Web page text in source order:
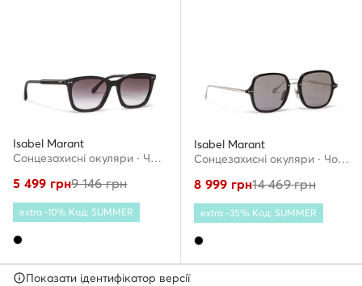
Isabel Marant
Сонцезахисні окуляри · Чорний
5 499 грн9 146грн
extra -10% Код: SUMMER
Isabel Marant
Сонцезахисні окуляри · Чорний
8 999 грн14 469грн
extra -35% Код: SUMMER
Показати ідентифікатор версії